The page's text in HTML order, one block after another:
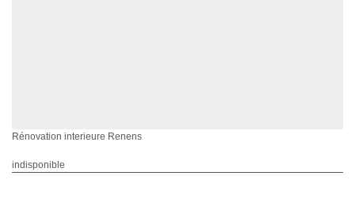
Rénovation interieure Renens
indisponible